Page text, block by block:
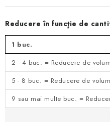
Reducere în funcţie de
1 buc.
2 - 4 buc. = Reducere de
5 - 8 buc. = Reducere de
9 sau mai multe buc. =